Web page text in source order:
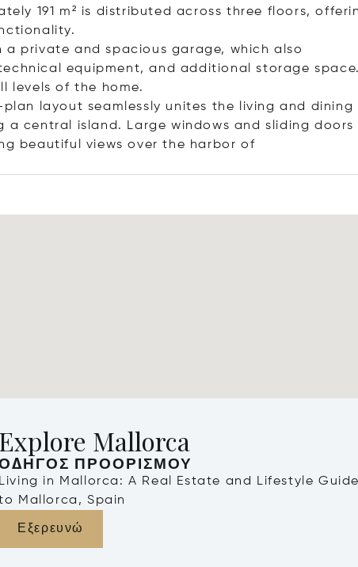
191 m² is distributed across three floors,
a private and spacious garage, which also
equipment, and additional storage
levels of the home.
layout seamlessly unites the living and dining
central island. Large windows and sliding doors
beautiful views over the harbor of
Explore Mallorca
ΠΡΟΟΡΙΣΜΟΎ
Living in Mallorca: A Real Estate and Lifestyle Guide
Mallorca, Spain
Εξερευνώ